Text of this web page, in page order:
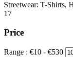
Streetwear: T-Shirts,
17
Price
Range : €10 - €530